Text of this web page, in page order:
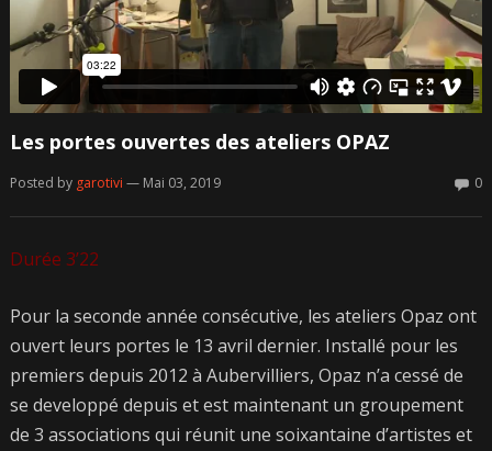
Les portes ouvertes des ateliers OPAZ
Posted by garotivi — Mai 03, 2019 0
Durée 3’22
Pour la seconde année consécutive, les ateliers Opaz ont
ouvert leurs portes le 13 avril dernier. Installé pour les
premiers depuis 2012 à Aubervilliers, Opaz n’a cessé de
se developpé depuis et est maintenant un groupement
de 3 associations qui réunit une soixantaine d’artistes et